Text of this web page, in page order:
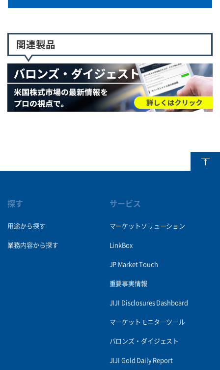
関連製品
探す
用途から探す
業務内容から探す
サービス
マーケットソリューション
LinkBox
JP Market Touch
重要事実情報
JIJI Disclosures Dashboard
マーケットモニターツール
バロンズ・ダイジェスト
JIJI Gold Daily Report